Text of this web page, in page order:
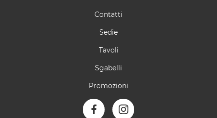
Contatti
Sedie
Tavoli
Sgabelli
Promozioni